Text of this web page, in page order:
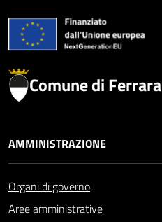
Comune di Ferrara
AMMINISTRAZIONE
Organi di governo
Aree amministrative